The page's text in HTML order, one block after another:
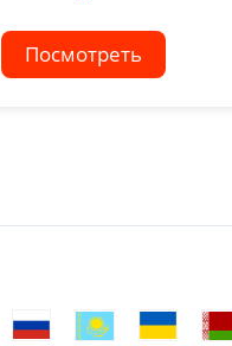
Посмотреть